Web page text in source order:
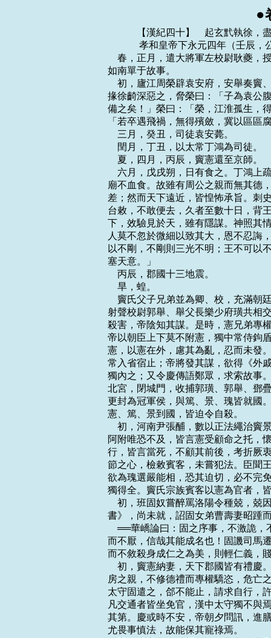
●
　　【漢紀四十】　起玄黓執徐，盡旃蒙大荒落，凡十四年。
    　　 孝和皇帝下永元四年（壬辰，公元九二年）
    春，正月，遣大將軍左校尉耿夔，授於除鞬印綬，使中郎將任尚，持節衛護屯伊吾，
如南單于故事。
    初，廬江周榮辟袁安府，安舉奏竇、景及爭立北單于事，皆榮所具草，竇氏客太尉
掾徐齮深惡之，脅榮曰：「子為袁公腹心之謀，排奏竇氏，竇氏悍士、刺客滿城中，謹
備之矣！」榮曰：「榮，江淮孤生，得備宰士，縱為竇氏所害，誠所甘心！」因敕妻子：
「若卒遇飛禍，無得殯斂，冀以區區腐身覺悟朝廷。」
    三月，癸丑，司徒袁安薨。
    閏月，丁丑，以太常丁鴻為司徒。
    夏，四月，丙辰，竇憲還至京師。
    六月，戊戌朔，日有食之。丁鴻上疏曰：「昔諸呂握權，統嗣幾移；哀、平之末，
廟不血食。故雖有周公之親而無其德，不得行其勢也。今大將軍雖欲敕身自約，不敢僭
差；然而天下遠近，皆惶怖承旨。刺史、二千石初除，謁辭、求通待報，雖奉符璽，受
台敕，不敢便去，久者至數十日，背王室，向私門，此乃上威損，下權盛也。人道悖於
下，效驗見於天，雖有隱謀。神照其情，垂象見戒，以告人君。禁微則易，救末者難；
人莫不忽於微細以致其大，恩不忍誨，義不忍割，去事之後，未然之明鏡也。夫天不可
以不剛，不剛則三光不明；王不可以不強，不強則宰牧從橫。宜因大變，改政匡失，以
塞天意。」
    丙辰，郡國十三地震。
    旱，蝗。
    竇氏父子兄弟並為卿、校，充滿朝廷，穰侯鄧疊、疊弟步兵校尉磊及母元、憲女婿
射聲校尉郭舉、舉父長樂少府璜共相交結；元、舉並出入禁中，舉得幸太后，遂共圖為
殺害，帝陰知其謀。是時，憲兄弟專權，帝與內外臣僚莫由親接，所與居者閹宦而已。
帝以朝臣上下莫不附憲，獨中常侍鉤盾令鄭眾，謹敏有心幾，不事豪黨，遂與眾定議誅
憲，以憲在外，慮其為亂，忍而未發。會憲與鄧疊皆還京師。時清河王慶，恩遇尤渥，
常入省宿止；帝將發其謀，欲得《外戚傳》，懼左右，不敢使，令慶私從千乘王求，夜，
獨內之；又令慶傳語鄭眾，求索故事。庚申，帝幸北宮，詔執金吾、五校尉勒兵屯衛南、
北宮，閉城門，收捕郭璜、郭舉、鄧疊、鄧磊，皆下獄死。遣謁者僕射收憲大將軍印綬，
更封為冠軍侯，與篤、景、瑰皆就國。帝以太后故，不欲名誅憲，為選嚴能相督察之。
憲、篤、景到國，皆迫令自殺。
    初，河南尹張酺，數以正法繩治竇景，及竇氏敗，酺上疏曰：「方憲等寵貴，群臣
阿附唯恐不及，皆言憲受顧命之托，懷伊、呂之忠，至乃復比鄧夫人於文母。今嚴威既
行，皆言當死，不顧其前後，考折厥衷。臣伏見夏陽侯瑰每存忠善，前與臣言，常有盡
節之心，檢敕賓客，未嘗犯法。臣聞王政骨肉之刑，有三宥之義，過厚不過薄。今議者
欲為瑰選嚴能相，恐其迫切，必不完免，宜裁加貸宥，以崇厚德。」帝感共言，由是瑰
獨得全。竇氏宗族賓客以憲為官者，皆免歸故郡。
    初，班固奴嘗醉罵洛陽令種兢，兢因逮考竇氏賓客，收捕固，死獄中。固嘗著《漢
書》，尚未就，詔固女弟曹壽妻昭踵而成之。
    ══華嶠論曰：固之序事，不激詭，不抑抗，贍而不穢，詳而有體，使讀之者亹亹
而不厭，信哉其能成名也！固譏司馬遷是非頗謬於聖人，然其論議，常排死節，否正直，
而不敘殺身成仁之為美，則輕仁義，賤守節甚矣！
    初，竇憲納妻，天下郡國皆有禮慶。漢中郡亦當遣吏，戶曹李郃諫曰：「竇將軍椒
房之親，不修德禮而專權驕恣，危亡之禍，可翹足而待；願明府一心王室，勿與交通。」
太守固遣之，郃不能止，請求自行，許之。郃遂所在遲留以觀其變，行至扶風而憲就國。
凡交通者皆坐免官，漢中太守獨不與焉。帝賜清河王慶奴婢、輿馬、錢帛、珍寶，充牣
其第。慶或時不安，帝朝夕問訊，進膳藥，所以垂意甚備。慶亦小心恭孝，自以廢黜，
尤畏事慎法，故能保其寵祿焉。
    帝除袁安子賞為郎，任隗子屯為步兵校尉，鄭眾遷大長秋。帝策勳班賞，眾每辭多
受少，帝由是賢之，常與之議論政事，宦官用權自此始矣。
    秋，七月，己丑，太尉宋由以竇氏黨策免，自殺。
    八月，辛亥，司空任隗薨。
    癸丑，以大司農尹睦為太尉。太傅鄧彪以老病上還樞機職，詔許焉，以睦代彪錄尚
書事。
    冬，十月，己亥，以宗正劉方為司空。
    武陵、零陵、澧中蠻叛。
    護羌校尉鄧訓卒，吏、民、羌、胡旦夕臨者日數千人。羌、胡或以刀自割，又刺殺
其犬馬牛羊，曰：「鄧使君已死，我曹亦俱死耳！」前烏桓吏士皆奔走道路，至空城郭；
吏執，不聽，以狀白校尉徐傿，傿歎息曰：「此為義也！」乃釋之。遂家家為訓立祠，
每有疾病，輒請禱求福。蜀郡太守聶尚代訓為護羌校尉，欲以恩懷諸羌，乃遣譯使招呼
迷唐，使還居大、小榆谷。迷唐既還，遣祖母卑缺詣尚，尚自送至塞下，為設祖道，令
譯田汜等五人護送至廬落。迷唐遂反，與諸種共生屠裂汜等，以血盟詛，復寇金城塞。
尚坐免。
    　　 孝和皇帝下永元五年（癸巳，公元九三年）
    春，正月，乙亥，宗祀明堂，登靈台，赦天下。
    戊子，千乘貞王伉薨。
    辛卯，封皇弟萬歲為廣宗王。
    甲寅，太傅鄧彪薨。
    戊午，隴西地震。
    夏，四月，壬子，紹封阜陵殤王兄魴為阜陵王。
    九月，辛酉，廣宗殤王萬歲薨，無子，國除。
    初，竇憲既立於除鞬為此單于，欲輔歸北庭，會憲誅而止。於除鞬自畔還北，詔遣
將兵長史王輔以千餘騎與任尚共追討，斬之，破滅其眾。耿夔之破北匈奴也，鮮卑因此
轉徙據其地。匈奴餘種留者尚有十餘萬落，皆自號鮮卑；鮮卑就此漸盛。
    冬，十月，辛未，太尉尹睦薨。十一月，乙丑，太僕張酺為太尉。酺與尚書張敏等
奏「射聲校尉曹褒，擅制漢禮，破亂聖術，宜加刑誅。」書凡五奏。帝知酺守學不通，
雖寢其奏，而漢禮遂不行。
    是歲，武陵郡兵破叛蠻，降之。
    梁王暢與從官卞忌祠祭求福，忌等諂媚雲：「神言王當為天子。」暢與相應答，為
有司所奏，請征詣詔獄。帝不許，但削成武、單父二縣。暢慚懼，上疏深自刻責曰：
「臣天性狂愚，不知防禁，自陷死罪，分伏顯誅。陛下聖德，枉法曲平，橫貸赦臣，為
臣受污。臣知大貸不可再得，自誓束身約妻子，不敢復出入失繩墨，不敢復有所橫費，
租入有餘，乞裁食睢陽、穀熟、虞、蒙、寧陵五縣，還餘所食四縣。臣暢小妻三十七人，
其無子者，願還本家，自選擇謹敕奴婢二百人，其餘所受虎賁、官騎及諸工技、鼓吹、
倉頭、奴婢、兵弩、廄馬，皆上還本署。臣暢以骨肉近親，亂聖化，污清流，既得生活，
誠無心面目以兇惡復居大宮，食大國，張官屬，藏什物，願陛下加恩開許。」上優詔不
聽。
    護羌校尉貫友遣譯使構離諸羌，誘以財貨，由是解散。乃遣兵出塞，攻迷唐於大、
小榆谷，獲首虜八百餘人，收麥數萬斛。遂夾逢留大河築城塢，作大航，造河橋，欲度
兵擊迷唐。迷唐率部落遠徙，依賜支河曲。
    單于頓屠何死，單于宣弟安國立。安國初為左賢王，無稱譽；及為單于，單于適之
子左谷蠡王師子以次轉為左賢王。師子素勇黠多知，前單于宣及屯屠何皆愛其氣決，數
遣將兵出塞，掩擊北庭，還，受賞賜，天子亦加殊異。由是國中盡敬師子而不附安國，
安國欲殺之。諸新降胡，初在塞外數為師子所驅掠，多怨之。安國因是委計降者，與同
謀議。師子覺其謀，乃別居五原界，每龍庭會議，師子輒稱病不往。度遼將軍皇甫稜知
之，亦擁護不遣，單于懷憤益甚。
    　　 孝和皇帝下永元六年（甲午，公元九四年）
    春，正月，皇甫稜免，以執金吾硃徽行度遼將軍。時單于與中郎將杜崇不相平，乃
上書告崇；崇諷西河太守令斷單于章，單于無由自聞。崇因與硃徽上言：「南單于安國，
疏遠故胡，親近新降，欲殺左賢王師子及左台且渠劉利等；又，右部降者，謀共迫脅安
國起兵背畔，請西河、上郡、安定為之儆備。」帝下公卿議，皆以為：「蠻夷反覆，雖
難測知，然大兵聚會，必未敢動搖。今宜遣有方略使者之單于庭，與杜崇、硃徽及西河
太守並力，觀其動靜。如無它變，可令崇等就安國會其左右大臣，責其部眾橫暴為邊害
者，共平罪誅。若不從命，令為權時方略，事畢之後。裁行賞賜，亦足以威示百蠻。」
帝從之，於是徽、崇遂發兵造其庭。安國夜聞漢軍至，大驚，棄帳而去。因舉兵欲誅師
子。師子先知，乃悉將廬落入曼柏城，安國追到城下，門閉，不得入。硃徽遣吏曉譬和
之，安國不聽。城既不下，乃引兵屯五原。崇、徽因發諸郡騎追赴之急，眾皆大恐，安
國舅骨都侯喜為等慮並被誅，乃格殺安國，立師子為亭獨屍逐侯鞮單于。
    己卯，司徒丁鴻薨。
    二月，丁未，以司空劉方為司徒，太常張奮為司空。
    夏，五月，城陽懷王淑薨，無子，國除。
    秋，七月，京師旱。
    西域都護班超發龜茲、鄯善等八國兵合七萬餘人討焉耆，到其城下，誘焉耆王廣、
尉犁王泛等於陳睦故城，斬之，傳首京師；因縱兵鈔掠，斬首五千餘級，獲生口萬五千
人，更立焉耆左侯元孟為焉耆王。超留焉耆半歲，慰撫之。於是西域五十餘國悉納質內
屬，至於海濱，四萬裡外，皆重譯貢獻。
    南單于師子立，降胡五六百人夜襲師子，安集掾王恬將衛護士與戰，破之。於是降
胡遂相驚動，十五部二十餘萬人皆反，脅立前單于屯屠何子薁鞮日逐王逢侯為單于，遂
殺略吏民，燔燒郵亭、廬帳，將車重向朔方，欲度幕北。九月，癸丑，以光祿勳鄧鴻行
車騎將軍事，與越騎校尉馮柱、行度遼將軍硃徽將左右羽林、北軍五校士及郡國跡射、
緣邊兵，烏桓校尉任尚將烏桓、鮮卑，合四萬人討之。時南單于及中郎將杜崇屯牧師城，
逢侯將萬餘騎攻圍之。冬，十一月，鄧鴻等至美稷，逢侯乃解圍去，向滿夷谷。南單于
遣子將萬騎及杜崇所領四千騎，與鄧鴻等追擊逢侯於大城塞，斬首四千餘級。任尚率鮮
卑、烏桓要擊逢侯於滿夷谷，復大破之，前後凡斬萬七千餘級。逢侯遂率眾出塞，漢兵
不能追而還。
    以大司農陳寵為廷尉。寵性仁矜，數議疑獄，每附經典，務從寬恕，刻敝之風，於
此少衰。
    帝以尚書令江夏黃香為東郡太守，香辭以：「典郡從政，才非所宜，乞留備冗官，
賜以督責小職，任之宮台煩事。」帝乃復留香為尚書令，增秩二千石，甚見親重。香亦
祗勤物務，憂公如家。
    　　 孝和皇帝下永元七年（乙未，公元九五年）
    春，正月，鄧鴻等軍還，馮柱將虎牙營留屯五原。鴻坐逗留失利，下獄死。後帝知
硃徽、杜崇失胡和，又禁其上書，以致胡反，皆征下獄死。夏，四月，辛亥朔，日有食
之。
    秋，七月，乙巳，易陽地裂。
    九月，癸卯，京師地震。
    樂成王黨坐賊殺人，削東光、鄡二縣。
    　　 孝和皇帝下永元八年（丙申，公元九六年）
    春，二月，立貴人陰氏為皇後。後，識之曾孫也。
    夏，四月，癸亥，樂成靖王黨薨。子哀王崇立，尋薨，無子，國除。
    五月，河內、陳留蝗。
    南匈奴右溫禺犢王烏居戰畔出塞。秋，七月，度遼將軍龐奮、越騎校尉馮柱追擊破
之，徙其餘眾及諸降胡二萬餘人於安定、北地。
    東師後部王涿鞮反，擊前王尉畢大，獲其妻子。
    九月，京師蝗。
    冬，十月，乙丑，北海王威以非敬王子，又坐誹謗，自殺。
    十二月，辛亥，陳敬王羨薨。
    丁巳，南宮宣室殿火。
    護羌校尉貫友卒，以漢陽太守史充代之。充至，遂發湟中羌、胡出塞擊迷唐。迷唐
迎敗充兵，殺數百人。充坐征，以代郡太守吳祉代之。
    　　 孝和皇帝下永元九年（丁酉，公元九七年）
    春，三月，庚辰，隴西地震。
    癸巳，濟南安王康薨。
    西域長史王林擊車師後王，斬之。
    夏，四月，丁卯，封樂成王黨子巡為樂成王。
    五月，封皇後父屯騎校尉陰綱為吳防侯，以特進就第。
    六月，旱，蝗。
    秋，八月，鮮卑寇肥如，遼東太守祭參坐沮敗，下獄死。
    閏月，辛巳，皇太后竇氏崩。初，梁貴人既死，宮省事秘，莫有知帝為梁氏出者。
舞陰公主子梁扈遣從兄示亶奏記三府，以為「漢家舊典，崇貴母氏，而梁貴人親育聖躬，
不蒙尊號，求得申議。」太尉張酺言狀，帝感慟良久，曰：「於君意若何？」酺請追上
尊號，存錄諸舅。帝從之，會貴人姊南陽樊調妻A148上書自訟曰：「妾父竦冤死牢獄，
骸骨不掩；母氏年逾七十，及弟棠等遠在絕域，不知死生。願乞收竦朽骨，使母、弟得
歸本郡。」帝引見A148，乃知貴人枉歿之狀。三公上奏，「請依光武黜呂太后故事，貶
竇太后尊號，不宜合葬先帝，」百官亦多上言者。帝手詔曰：「竇氏雖不遵法度，而太
後常自減損。朕奉事十年，深惟大義，禮，臣子無貶尊上之文，恩不忍離，義不忍虧。
案前世，上官太后亦無降黜，其勿復議。」丙申，葬章德皇後。
    燒當羌迷唐率眾八千人寇隴西，脅塞內諸種羌合步騎三萬人擊破隴西兵，殺大夏長。
詔遣行征西將軍劉尚、越騎校尉趙世副之，將漢兵、羌、胡共三萬人討之。尚屯狄道，
世屯枹罕；尚遣司馬寇盱監諸郡兵，四面並會。迷唐懼，充老弱，奔入臨洮南。尚等追
至高山，大破之，斬虜千餘人，迷唐引去，漢兵死傷亦多，不能復追。乃還。
    九月，庚申，司徒劉方策免，自殺。
    甲子，追尊梁貴人為皇太后，謚曰恭懷，追服喪制。冬，十月，乙酉，改葬梁太后
及其姊大貴人於西陵。擢樊調為羽林左監。追封謚皇太后父竦為褒親愍侯，遣使迎其喪，
葬於恭懷皇後陵傍。征還竦妻子；封子棠為樂平侯，棠弟雍為乘氏侯，雍弟翟為單父侯，
位皆特進，賞賜以巨萬計，寵遇光於當世，梁氏自此盛矣。
    清河王慶始敢求上母宋貴人塚，帝許之，詔太官四時給祭具。慶垂涕曰：「生雖不
獲供養，終得奉祭祀，私願足矣！」欲求作祠堂，恐有自同恭懷梁後之嫌，遂不敢言，
常泣向左右，以為沒齒之恨。後上言：「外祖母王年老，乞詣雒陽療疾。」於是詔宋氏
悉歸京師，除慶舅衍、俊、蓋、暹等皆為郎。
    十一月，癸卯，以光祿勳河南呂蓋為司徒。
    十二月，丙寅，司空張奮罷。壬申，以太僕韓稜為司空。
    西域都護定遠侯班超遣掾甘英使大秦、條支，窮西海，皆前世所不至，莫不備其風
土，傳其珍怪焉。及安息西界，臨大海，欲度，船人謂英曰：「海水廣大，往來者逢善
風，三月乃得度，若遇遲風，亦有二歲者。故入海，人皆□三歲糧。海中善使人思土戀
慕，數有死亡者。」英乃止。
    　　 孝和皇帝下永元十年（戊戌，公元九八年）
    夏